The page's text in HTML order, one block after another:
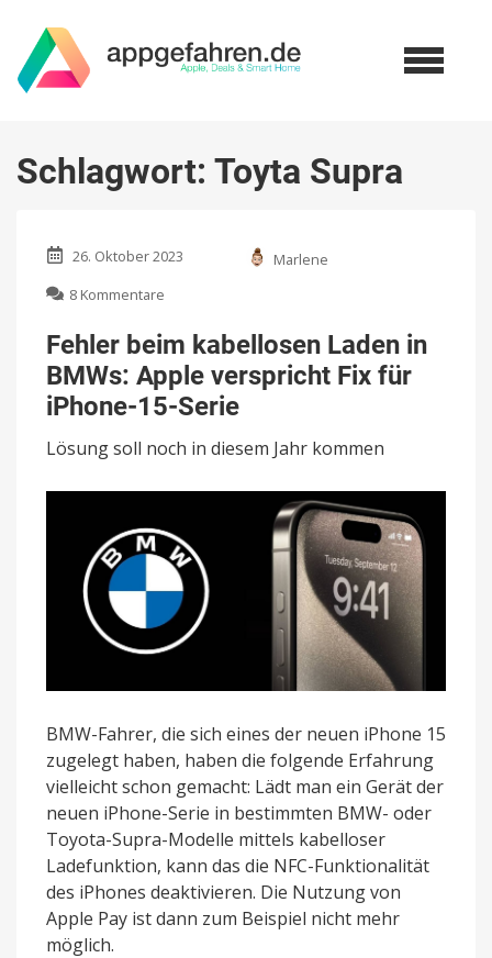
Schlagwort: Toyta Supra
26. Oktober 2023
Marlene
8 Kommentare
beim
kabellosen
Laden
in
BMWs:
Apple
verspricht
15-
Serie
Fehler beim kabellosen Laden in
BMWs: Apple verspricht Fix für
iPhone-15-Serie
Lösung soll noch in diesem Jahr kommen
BMW-Fahrer, die sich eines der neuen iPhone 15
zugelegt haben, haben die folgende Erfahrung
vielleicht schon gemacht: Lädt man ein Gerät der
neuen iPhone-Serie in bestimmten BMW- oder
Toyota-Supra-Modelle mittels kabelloser
Ladefunktion, kann das die NFC-Funktionalität
des iPhones deaktivieren. Die Nutzung von
Apple Pay ist dann zum Beispiel nicht mehr
möglich.